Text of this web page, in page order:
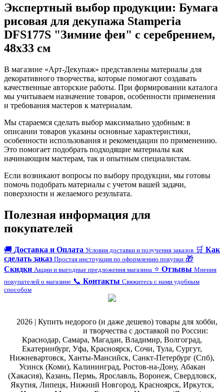
Экспертный выбор продукции: Бумага
рисовая для декупажа Stamperia
DFS177S "Зимние феи" с серебрением,
48х33 см
В магазине «Арт-Декупаж» представлены материалы для
декоративного творчества, которые помогают создавать
качественные авторские работы. При формировании каталога
мы учитываем назначение товаров, особенности применения
и требования мастеров к материалам.
Мы стараемся сделать выбор максимально удобным: в
описании товаров указаны основные характеристики,
особенности использования и рекомендации по применению.
Это помогает подобрать подходящие материалы как
начинающим мастерам, так и опытным специалистам.
Если возникают вопросы по выбору продукции, мы готовы
помочь подобрать материалы с учетом вашей задачи,
поверхности и желаемого результата.
Полезная информация для
покупателей
🚚 Доставка и Оплата Условия доставки и получения заказов 🛒 Как
сделать заказ Простая инструкция по оформлению покупки 🎁
Скидки Акции и выгодные предложения магазина ⭐ Отзывы Мнения
покупателей о магазине 📞 Контакты Свяжитесь с нами удобным
способом
2026 | Купить недорого (и даже дешево) товары для хобби,
и творчества с доставкой по России:
Краснодар, Самара, Магадан, Владимир, Волгоград,
Екатеринбург, Уфа, Красноярск, Сочи, Тула, Сургут,
Нижневартовск, Ханты-Мансийск, Санкт-Петербург (Спб),
Усинск (Коми), Калининград, Ростов-на-Дону, Абакан
(Хакасия), Казань, Пермь, Ярославль, Воронеж, Свердловск,
Якутия, Липецк, Нижний Новгород, Красноярск, Иркутск,